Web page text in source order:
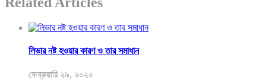
লিভার নষ্ট হওয়ার কারণ ও তার সমাধান
ফেব্রুয়ারি ২৯, ২০২০